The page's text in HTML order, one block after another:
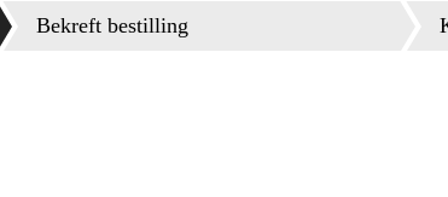
Bekreft bestilling